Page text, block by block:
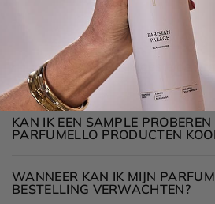
F.A.Q's
Veelgestelde
KAN IK EEN SAMPLE
PARFUMELLO PRODUCTEN
WANNEER KAN IK MIJN
BESTELLING VERWACHTEN?